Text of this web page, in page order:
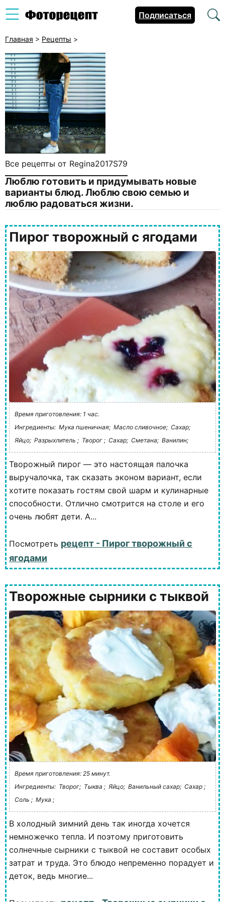
Подписаться
Главная > Рецепты >
Все рецепты от Regina2017S79
Люблю готовить и придумывать новые
варианты блюд. Люблю свою семью и
люблю радоваться жизни.
Пирог творожный с ягодами
Время приготовления: 1 час.
Ингредиенты: Мука пшеничная; Масло сливочное; Сахар;
Яйцо; Разрыхлитель ; Творог ; Сахар; Сметана; Ванилин;
Творожный пирог — это настоящая палочка
выручалочка, так сказать эконом вариант, если
хотите показать гостям свой шарм и кулинарные
способности. Отлично смотрится на столе и его
очень любят дети. А...
Посмотреть рецепт - Пирог творожный с
ягодами
Творожные сырники с тыквой
Время приготовления: 25 минут.
Ингредиенты: Творог; Тыква ; Яйцо; Ванильный сахар; Сахар ;
Соль ; Мука ;
В холодный зимний день так иногда хочется
немножечко тепла. И поэтому приготовить
солнечные сырники с тыквой не составит особых
затрат и труда. Это блюдо непременно порадует и
деток, ведь многие...